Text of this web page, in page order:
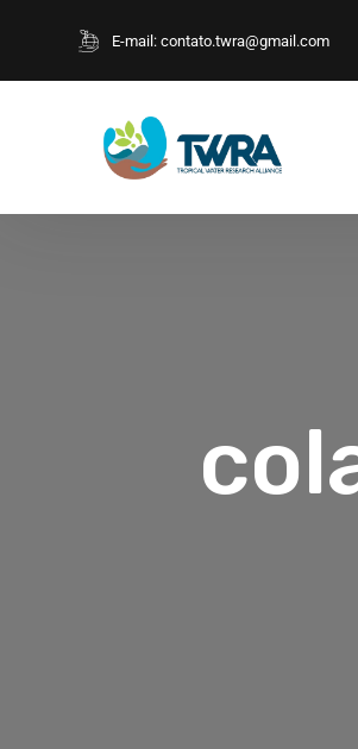
E-mail: contato.twra@gmail.com